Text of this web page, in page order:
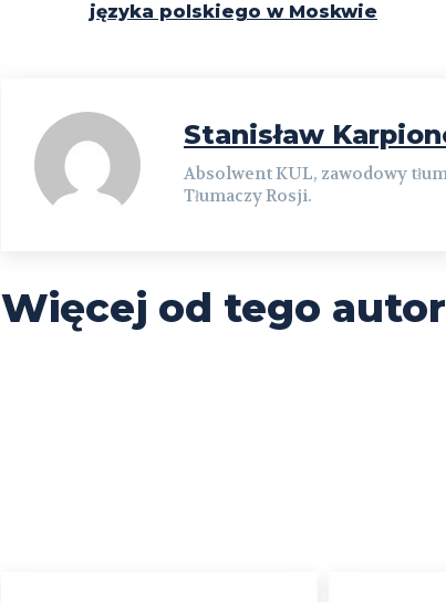
języka polskiego w Moskwie
Stanisław
Absolwent KUL, zawodowy
Tłumaczy Rosji.
Więcej od tego